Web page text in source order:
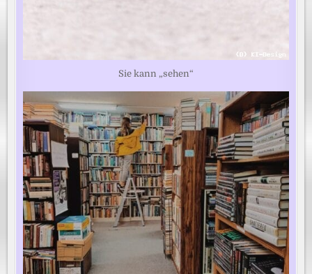
Sie kann „sehen“